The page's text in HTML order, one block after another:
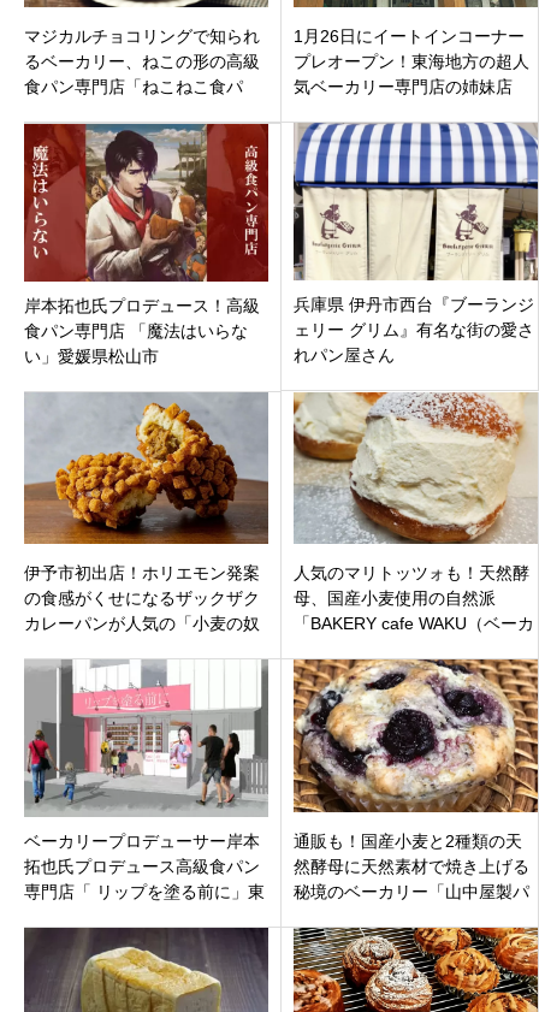
マジカルチョコリングで知られ
るベーカリー、ねこの形の高級
食パン専門店「ねこねこ食パ
ィーク イオンモール羽生店」埼
玉県羽生市 9月24日（金）オー
プン
1月26日にイートインコーナー
プレオープン！東海地方の超人
気ベーカリー専門店の姉妹店
路店」厳選食材と独自製法が人
気の秘密！
岸本拓也氏プロデュース！高級
食パン専門店 「魔法はいらな
い」愛媛県松山市
兵庫県 伊丹市西台『ブーランジ
ェリー グリム』有名な街の愛さ
れパン屋さん
伊予市初出店！ホリエモン発案
の食感がくせになるザックザク
カレーパンが人気の「小麦の奴
プン！
人気のマリトッツォも！天然酵
母、国産小麦使用の自然派
「BAKERY cafe WAKU（ベーカ
本市
ベーカリープロデューサー岸本
拓也氏プロデュース高級食パン
専門店「 リップを塗る前に」東
通販も！国産小麦と2種類の天
然酵母に天然素材で焼き上げる
秘境のベーカリー「山中屋製パ